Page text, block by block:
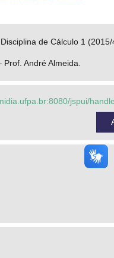
de Cálculo 1
Prof. André Almeida.
jspui/